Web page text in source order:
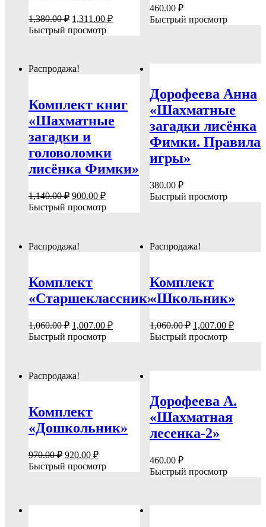
1,380.00₽ Первоначальная
цена
составляла
1,311.00 ₽Текущая
Быстрый просмотр
460.00 ₽
Быстрый просмотр
Распродажа!
Комплект книг
«Шахматные
загадки и
головоломки
лисёнка Фимки»
1,140.00₽ Первоначальная
цена
составляла
900.00 ₽Текущая
цена:
Быстрый просмотр
Дорофеева Анна
«Шахматные
загадки лисёнка
Фимки. Правила
игры»
380.00 ₽
Быстрый просмотр
Распродажа!
Комплект
«Старшеклассник»
1,060.00₽ Первоначальная
цена
составляла
1,007.00 ₽Текущая
Быстрый просмотр
Распродажа!
Комплект
«Школьник»
1,060.00₽ Первоначальная
цена
составляла
1,007.00 ₽
Быстрый просмотр
Распродажа!
Комплект
«Дошкольник»
970.00₽ Первоначальная
цена
составляла
920.00 ₽Текущая
цена:
Быстрый просмотр
Дорофеева А.
«Шахматная
лесенка-2»
460.00 ₽
Быстрый просмотр